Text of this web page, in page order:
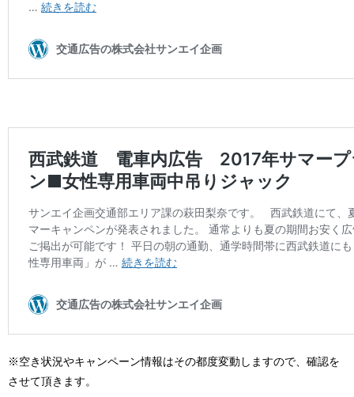
※空き状況やキャンペーン情報はその都度変動しますので、確認を
させて頂きます。